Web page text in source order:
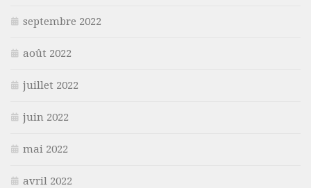
septembre 2022
août 2022
juillet 2022
juin 2022
mai 2022
avril 2022